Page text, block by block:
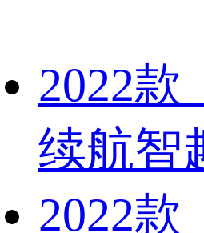
2022
续航智
2022